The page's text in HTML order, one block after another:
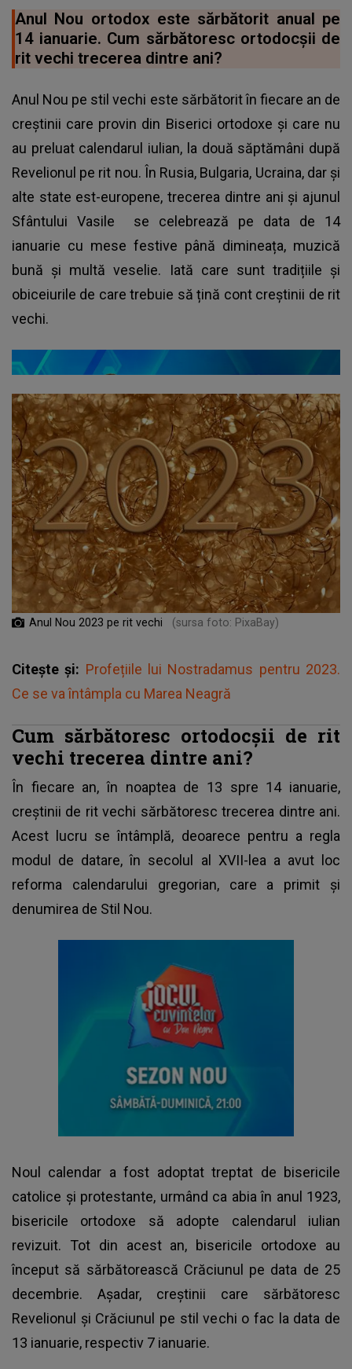
Anul Nou ortodox este sărbătorit anual pe
14 ianuarie. Cum sărbătoresc ortodocşii de
rit vechi trecerea dintre ani?
Anul Nou pe stil vechi este sărbătorit în fiecare an de
creștinii care provin din Biserici ortodoxe și care nu
au preluat calendarul iulian, la două săptămâni după
Revelionul pe rit nou. În Rusia, Bulgaria, Ucraina, dar și
alte state est-europene, trecerea dintre ani și ajunul
Sfântului Vasile
se celebrează pe data de 14
ianuarie cu mese festive până dimineața, muzică
bună şi multă veselie. Iată care sunt tradițiile și
obiceiurile de care trebuie să țină cont creștinii de rit
vechi.
Anul Nou 2023 pe rit vechi (sursa foto: PixaBay)
Citește și: Profețiile lui Nostradamus pentru 2023.
Ce se va întâmpla cu Marea Neagră
Cum sărbătoresc ortodocșii de rit
vechi trecerea dintre ani?
În fiecare an, în noaptea de 13 spre 14 ianuarie,
creștinii de rit vechi sărbătoresc trecerea dintre ani.
Acest lucru se întâmplă, deoarece pentru a regla
modul de datare, în secolul al XVII-lea a avut loc
reforma calendarului gregorian, care a primit și
denumirea de Stil Nou.
Noul calendar a fost adoptat treptat de bisericile
catolice și protestante, urmând ca abia în anul 1923,
bisericile ortodoxe să adopte calendarul iulian
revizuit. Tot din acest an, bisericile ortodoxe au
început să sărbătorească Crăciunul pe data de 25
decembrie. Așadar, creștinii care sărbătoresc
Revelionul și Crăciunul pe stil vechi o fac la data de
13 ianuarie, respectiv 7 ianuarie.